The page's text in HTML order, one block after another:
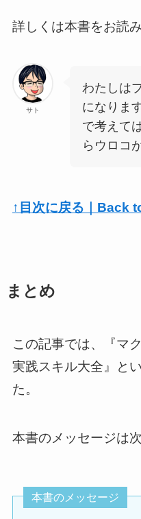
詳しくは本書をお読
サト
わたしは
になりま
で考えて
らウロコ
↑目次に戻る｜Back
まとめ
この記事では、『マ
実践スキル大全』と
た。
本書のメッセージは
本書のメッセージ